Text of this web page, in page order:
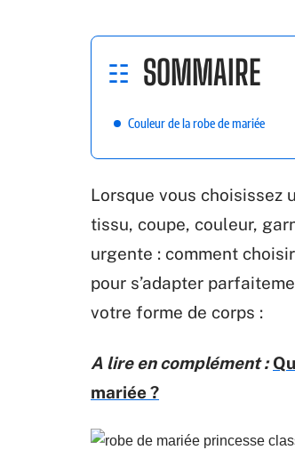
SOMMAIRE
Couleur de la robe de mariée
Lorsque vous choisissez
tissu, coupe, couleur,
urgente : comment
pour s’adapter
votre forme de corps :
A lire en complément :
mariée ?